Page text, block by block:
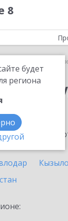
8
будет
региона